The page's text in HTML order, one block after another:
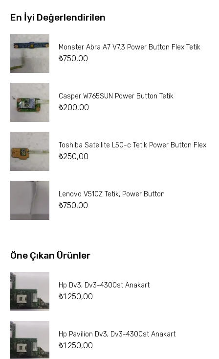
En İyi Değerlendirilen
Monster Abra A7 V7.3 Power Button Flex Tetik
₺750,00
Casper W765SUN Power Button Tetik
₺200,00
Toshiba Satellite L50-c Tetik Power Button Flex
₺250,00
Lenovo V510Z Tetik, Power Button
₺750,00
Öne Çıkan Ürünler
Hp Dv3, Dv3-4300st Anakart
₺1.250,00
Hp Pavilion Dv3, Dv3-4300st Anakart
₺1.250,00